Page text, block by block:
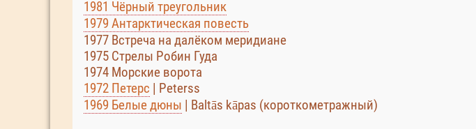
1981 Чёрный треугольник
1979 Антарктическая повесть
1977 Встреча на далёком меридиане
1975 Стрелы Робин Гуда
1974 Морские ворота
1972 Петерс | Peterss
1969 Белые дюны | Baltās kāpas (короткометражный)